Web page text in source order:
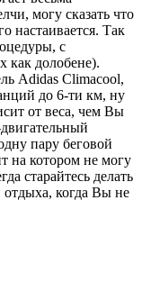
могу сказать что
настаивается. Так
с
как долобене).
Adidas Climacool,
до 6-ти км, ну
от веса, чем Вы
пару беговой
на котором не могу
старайтесь делать
отдыха, когда Вы не